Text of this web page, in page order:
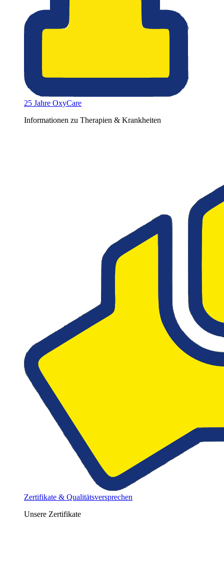
25 Jahre OxyCare
Informationen zu Therapien & Krankheiten
Zertifikate & Qualitätsversprechen
Unsere Zertifikate